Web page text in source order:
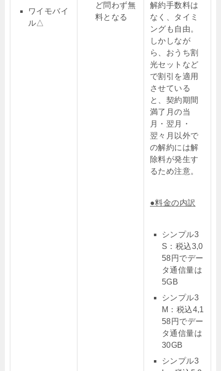
ワイモバイ
ル△
ど問わず無
料となる
解約手数料は
なく、タイミ
ングも自由。
しかしなが
ら、おうち割
光セットなど
で割引を適用
させている
と、契約期間
満了月の当
月・翌月・
翌々月以外で
の解約には解
除料が発生す
るため注意。
●料金の内訳
シンプル3
S：税込3,0
58円でデー
タ通信量は
5GB
シンプル3
M：税込4,1
58円でデー
タ通信量は
30GB
シンプル3